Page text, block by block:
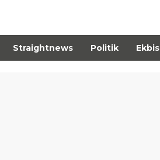
Straightnews Politik Ekbis